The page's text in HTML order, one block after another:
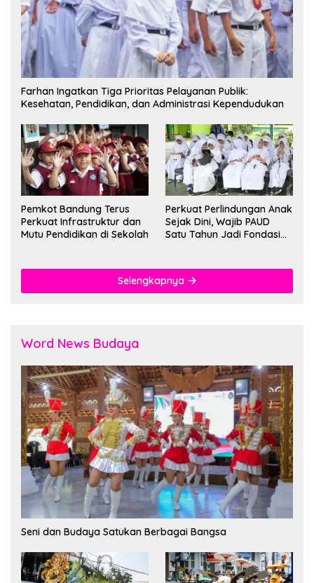
Farhan Ingatkan Tiga Prioritas Pelayanan Publik:
Kesehatan, Pendidikan, dan Administrasi Kependudukan
Pemkot Bandung Terus
Perkuat Infrastruktur dan
Mutu Pendidikan di Sekolah
Perkuat Perlindungan Anak
Sejak Dini, Wajib PAUD
Satu Tahun Jadi Fondasi
Selengkapnya
Word News Budaya
Seni dan Budaya Satukan Berbagai Bangsa